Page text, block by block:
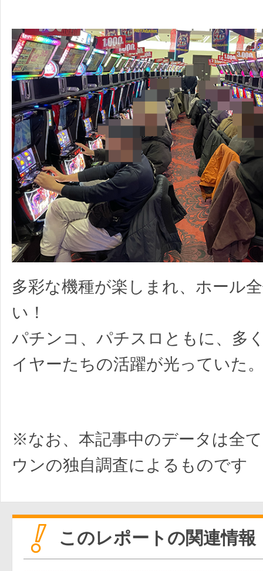
多彩な機種が楽しまれ、ホール
い！
パチンコ、パチスロともに、多
イヤーたちの活躍が光っていた
※なお、本記事中のデータは全
ウンの独自調査によるものです
このレポートの関連情報